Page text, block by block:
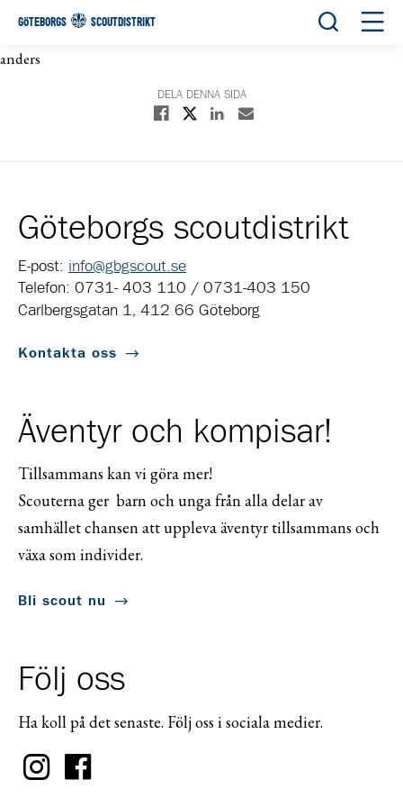
GÖTEBORGS SCOUTDISTRIKT Öppna
anders
DELA DENNA SIDA
Dela på Facebook
Dela på XDela på Linkedin
Dela med E-post
Göteborgs scoutdistrikt
E-post: info@gbgscout.se
Telefon: 0731- 403 110 / 0731-403 150
Carlbergsgatan 1, 412 66 Göteborg
Kontakta oss
Äventyr och kompisar!
Tillsammans kan vi göra mer!
Scouterna ger barn och unga från alla delar av
samhället chansen att uppleva äventyr tillsammans och
växa som individer.
Bli scout nu
Följ oss
Ha koll på det senaste. Följ oss i sociala medier.